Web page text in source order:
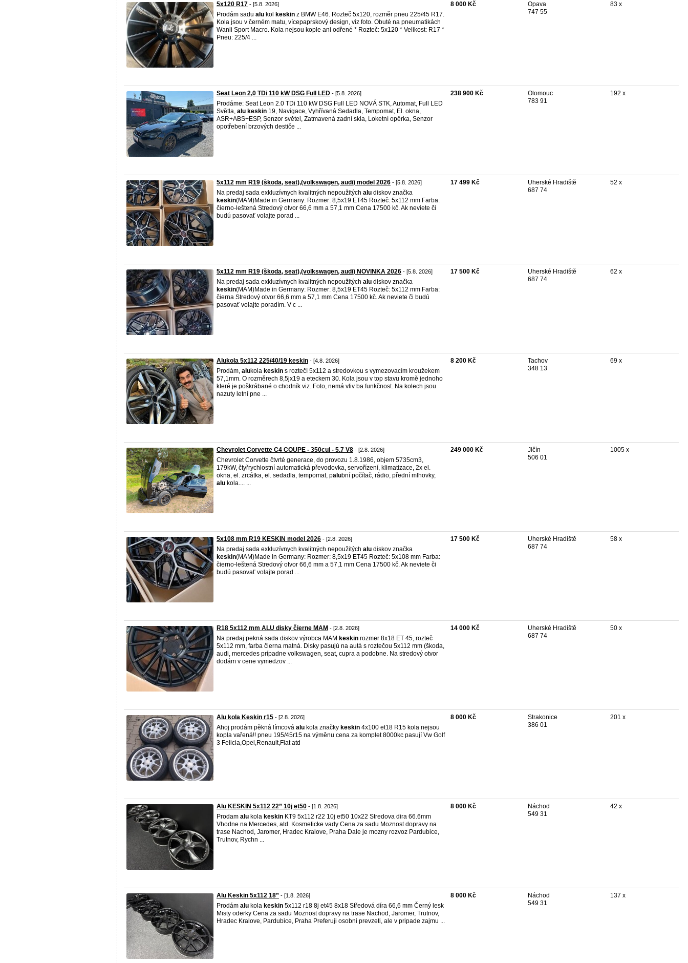
5x120 R17 - [5.8. 2026]
Prodám sadu alu kol keskin z BMW E46. Rozteč 5x120, rozměr pneu 225/45 R17.
Kola jsou v černém matu, vícepaprskový design, viz foto. Obuté na pneumatikách
Wanli Sport Macro. Kola nejsou kople ani odřené * Rozteč: 5x120 * Velikost: R17 *
Pneu: 225/4 ...
8 000 Kč
Opava
747 55
83 x
Seat Leon 2,0 TDi 110 kW DSG Full LED - [5.8. 2026]
Prodáme: Seat Leon 2.0 TDi 110 kW DSG Full LED NOVÁ STK, Automat, Full LED
Světla, alu keskin 19, Navigace, Vyhřívaná Sedadla, Tempomat, El. okna,
ASR+ABS+ESP, Senzor světel, Zatmavená zadní skla, Loketní opěrka, Senzor
opotřebení brzových destiče ...
238 900 Kč
Olomouc
783 91
192 x
5x112 mm R19 (škoda, seat),(volkswagen, audi) model 2026 - [5.8. 2026]
Na predaj sada exkluzívnych kvalitných nepoužitých alu diskov značka
keskin(MAM)Made in Germany: Rozmer: 8,5x19 ET45 Rozteč: 5x112 mm Farba:
čierno-leštená Stredový otvor 66,6 mm a 57,1 mm Cena 17500 kč. Ak neviete či
budú pasovať volajte porad ...
17 499 Kč
Uherské Hradiště
687 74
52 x
5x112 mm R19 (škoda, seat),(volkswagen, audi) NOVINKA 2026 - [5.8. 2026]
Na predaj sada exkluzívnych kvalitných nepoužitých alu diskov značka
keskin(MAM)Made in Germany: Rozmer: 8,5x19 ET45 Rozteč: 5x112 mm Farba:
čierna Stredový otvor 66,6 mm a 57,1 mm Cena 17500 kč. Ak neviete či budú
pasovať volajte poradím. V c ...
17 500 Kč
Uherské Hradiště
687 74
62 x
Alukola 5x112 225/40/19 keskin - [4.8. 2026]
Prodám, alukola keskin s roztečí 5x112 a stredovkou s vymezovacím kroužekem
57,1mm. O rozměrech 8,5jx19 a eteckem 30. Kola jsou v top stavu kromě jednoho
které je poškrábané o chodník viz. Foto, nemá vliv ba funkčnost. Na kolech jsou
nazuty letní pne ...
8 200 Kč
Tachov
348 13
69 x
Chevrolet Corvette C4 COUPE - 350cui - 5.7 V8 - [2.8. 2026]
Chevrolet Corvette čtvrté generace, do provozu 1.8.1986, objem 5735cm3,
179kW, čtyřrychlostní automatická převodovka, servořízení, klimatizace, 2x el.
okna, el. zrcátka, el. sedadla, tempomat, palubní počítač, rádio, přední mlhovky,
alu kola.... ...
249 000 Kč
Jičín
506 01
1005 x
5x108 mm R19 KESKIN model 2026 - [2.8. 2026]
Na predaj sada exkluzívnych kvalitných nepoužitých alu diskov značka
keskin(MAM)Made in Germany: Rozmer: 8,5x19 ET45 Rozteč: 5x108 mm Farba:
čierno-leštená Stredový otvor 66,6 mm a 57,1 mm Cena 17500 kč. Ak neviete či
budú pasovať volajte porad ...
17 500 Kč
Uherské Hradiště
687 74
58 x
R18 5x112 mm ALU disky čierne MAM - [2.8. 2026]
Na predaj pekná sada diskov výrobca MAM keskin rozmer 8x18 ET 45, rozteč
5x112 mm, farba čierna matná. Disky pasujú na autá s roztečou 5x112 mm (škoda,
audi, mercedes prípadne volkswagen, seat, cupra a podobne. Na stredový otvor
dodám v cene vymedzov ...
14 000 Kč
Uherské Hradiště
687 74
50 x
Alu kola Keskin r15 - [2.8. 2026]
Ahoj prodám pěkná límcová alu kola značky keskin 4x100 et18 R15 kola nejsou
kopla vařená!! pneu 195/45r15 na výměnu cena za komplet 8000kc pasují Vw Golf
3 Felicia,Opel,Renault,Fiat atd
8 000 Kč
Strakonice
386 01
201 x
Alu KESKIN 5x112 22” 10j et50 - [1.8. 2026]
Prodam alu kola keskin KT9 5x112 r22 10j et50 10x22 Stredova dira 66.6mm
Vhodne na Mercedes, atd. Kosmeticke vady Cena za sadu Moznost dopravy na
trase Nachod, Jaromer, Hradec Kralove, Praha Dale je mozny rozvoz Pardubice,
Trutnov, Rychn ...
8 000 Kč
Náchod
549 31
42 x
Alu Keskin 5x112 18” - [1.8. 2026]
Prodám alu kola keskin 5x112 r18 8j et45 8x18 Středová díra 66,6 mm Černý lesk
Misty oderky Cena za sadu Moznost dopravy na trase Nachod, Jaromer, Trutnov,
Hradec Kralove, Pardubice, Praha Preferuji osobni prevzeti, ale v pripade zajmu ...
8 000 Kč
Náchod
549 31
137 x